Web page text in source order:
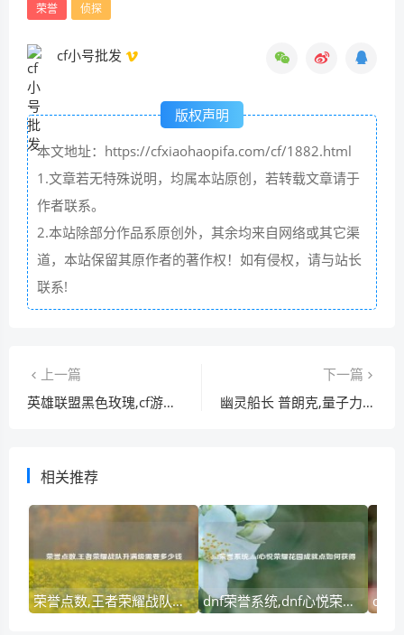
荣誉 侦探
cf小号批发
版权声明
本文地址：https://cfxiaohaopifa.com/cf/1882.html
1.文章若无特殊说明，均属本站原创，若转载文章请于
作者联系。
2.本站除部分作品系原创外，其余均来自网络或其它渠
道，本站保留其原作者的著作权！如有侵权，请与站长
联系!
上一篇
英雄联盟黑色玫瑰,cf游戏角色黑玫瑰是哪一个角色
下一篇
幽灵船长 普朗克,量子力学和经典力学有什么不同
相关推荐
荣誉点数,王者荣耀战队升满级需要多少钱 dnf荣誉系统,dnf心悦荣耀花园成就点如何获得